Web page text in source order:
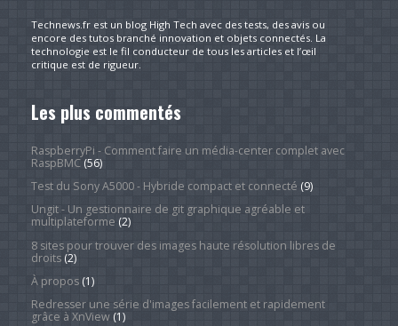
Technews.fr est un blog High Tech avec des tests, des avis ou
encore des tutos branché innovation et objets connectés. La
technologie est le fil conducteur de tous les articles et l’œil
critique est de rigueur.
Les plus commentés
RaspberryPi - Comment faire un média-center complet avec
RaspBMC(56)
Test du Sony A5000 - Hybride compact et connecté (9)
Ungit - Un gestionnaire de git graphique agréable et
multiplateforme (2)
8 sites pour trouver des images haute résolution libres de
droits(2)
À propos(1)
Redresser une série d'images facilement et rapidement
grâce à XnView(1)